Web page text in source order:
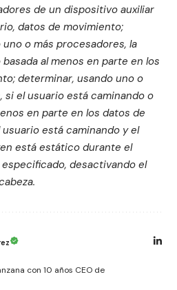
de un dispositivo auxiliar
datos de movimiento;
o más procesadores, la
al menos en parte en los
determinar, usando uno o
si el usuario está caminando o
en parte en los datos de
está caminando y el
está estático durante el
desactivando el
con 10 años CEO de